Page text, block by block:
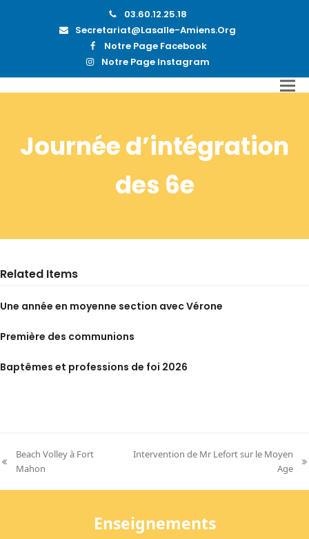
03.60.12.25.18
Secretariat@lasalle-Amiens.org
Notre Page Facebook
Notre Page Instagram
Journée d’intégration
des 6e
Related Items
Une année en moyenne section avec Vérone
Première des communions
Baptêmes et professions de foi 2026
previous
Beach Volley à Fort
Mahon
Intervention de Mr Lefort sur le Moyen
Age
Enseignements